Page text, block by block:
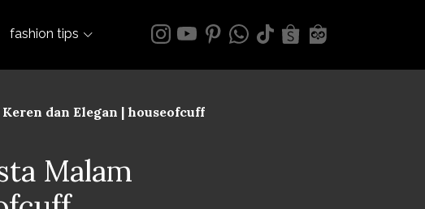
fashion tips
dan Elegan | houseofcuff
Malam